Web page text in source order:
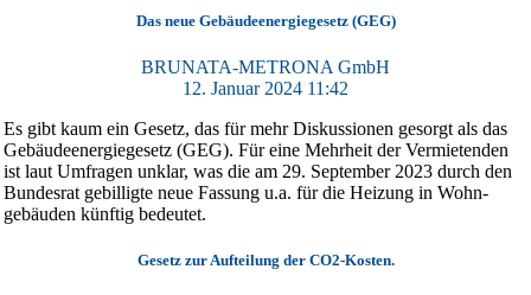
Das neue Gebäude­energie­gesetz (GEG)
BRUNATA-METRONA GmbH
12. Januar 2024 11:42
Es gibt kaum ein Gesetz, das für mehr Diskussionen gesorgt als das
Gebäude­energie­gesetz (GEG). Für eine Mehrheit der Vermietenden
ist laut Umfragen unklar, was die am 29. September 2023 durch den
Bundesrat gebilligte neue Fassung u.a. für die Heizung in Wohn­
gebäuden künftig bedeutet.
Gesetz zur Aufteilung der CO2-Kosten.